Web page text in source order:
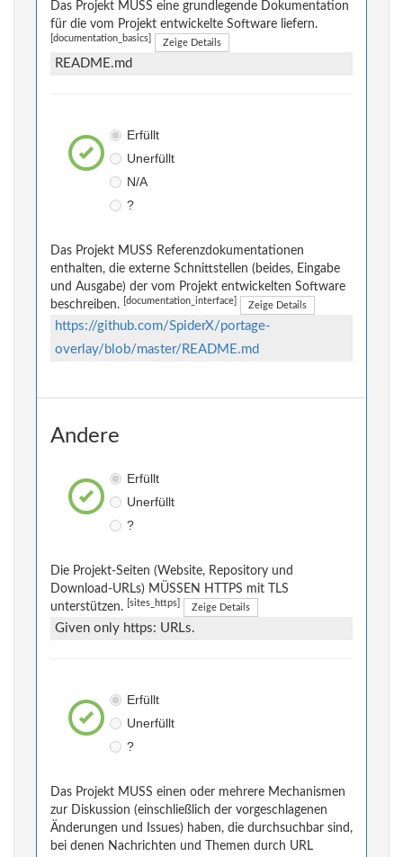
Das Projekt MUSS eine grundlegende Dokumentation
für die vom Projekt entwickelte Software liefern.
[documentation_basics] Zeige Details
README.md
Erfüllt
Unerfüllt
N/A
?
Das Projekt MUSS Referenzdokumentationen
enthalten, die externe Schnittstellen (beides, Eingabe
und Ausgabe) der vom Projekt entwickelten Software
beschreiben.
[documentation_interface] Zeige Details
https://github.com/SpiderX/portage-
overlay/blob/master/README.md
Andere
Erfüllt
Unerfüllt
?
Die Projekt-Seiten (Website, Repository und
Download-URLs) MÜSSEN HTTPS mit TLS
unterstützen.
[sites_https] Zeige Details
Given only https: URLs.
Erfüllt
Unerfüllt
?
Das Projekt MUSS einen oder mehrere Mechanismen
zur Diskussion (einschließlich der vorgeschlagenen
Änderungen und Issues) haben, die durchsuchbar sind,
bei denen Nachrichten und Themen durch URL